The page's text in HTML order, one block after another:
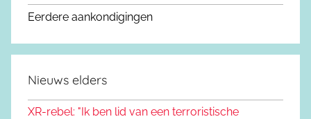
Eerdere aankondigingen
Nieuws elders
XR-rebel: "Ik ben lid van een terroristische